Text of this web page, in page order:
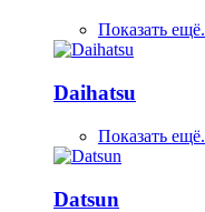
Показать
Daihatsu
Показать
Datsun